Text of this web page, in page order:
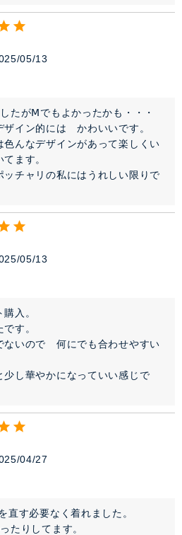
05/13
たがⅯでもよかったかも・・・
イン的には　かわいいです。
んなデザインがあって楽しくい
ます。
チャリの私にはうれしい限りで
05/13
入。
す。
いので　何にでも合わせやすい
し華やかになっていい感じで
04/27
直す必要なく着れました。
たりしてます。